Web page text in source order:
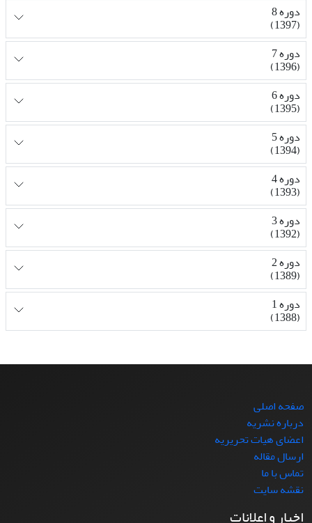
دوره 8
(1397)
دوره 7
(1396)
دوره 6
(1395)
دوره 5
(1394)
دوره 4
(1393)
دوره 3
(1392)
دوره 2
(1389)
دوره 1
(1388)
صفحه اصلی
درباره نشریه
اعضای هیات تحریریه
ارسال مقاله
تماس با ما
نقشه سایت
اخبار و اعلانات